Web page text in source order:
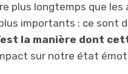
plus longtemps que les
importants : ce sont
la manière dont
sur notre état